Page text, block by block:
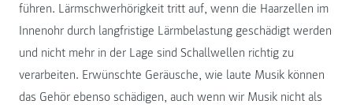
führen. Lärmschwerhörigkeit tritt auf, wenn die Haarzellen im
Innenohr durch langfristige Lärmbelastung geschädigt werden
und nicht mehr in der Lage sind Schallwellen richtig zu
verarbeiten. Erwünschte Geräusche, wie laute Musik können
das Gehör ebenso schädigen, auch wenn wir Musik nicht als